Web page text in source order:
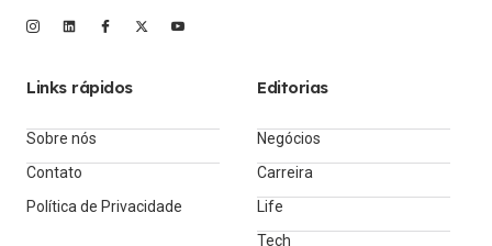
Links rápidos
Sobre nós
Contato
Política de Privacidade
Editorias
Negócios
Carreira
Life
Tech